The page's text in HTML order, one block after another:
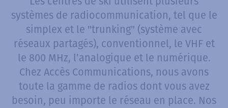
systèmes de radiocommunication, tel que le
simplex et le "trunking" (système avec
réseaux partagés), conventionnel, le VHF et
le 800 MHz, l’analogique et le numérique.
Chez Accès Communications, nous avons
toute la gamme de radios dont vous avez
besoin, peu importe le réseau en place. Nos